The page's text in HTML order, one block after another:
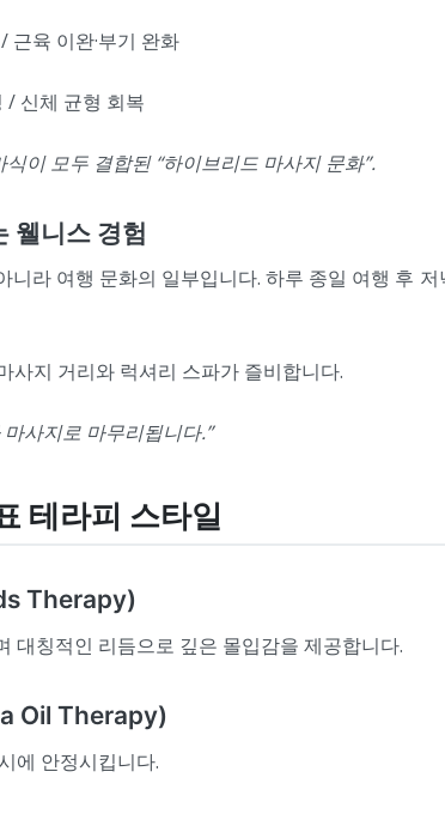
육 이완·부기 완화
신체 균형 회복
이 모두 결합된 “하이브리드 마사지 문화”.
니스 경험
니라 여행 문화의 일부입니다. 하루 종일 여행 후
사지 거리와 럭셔리 스파가 즐비합니다.
사지로 마무리됩니다.”
테라피 스타일
Therapy)
대칭적인 리듬으로 깊은 몰입감을 제공합니다.
Oil Therapy)
에 안정시킵니다.